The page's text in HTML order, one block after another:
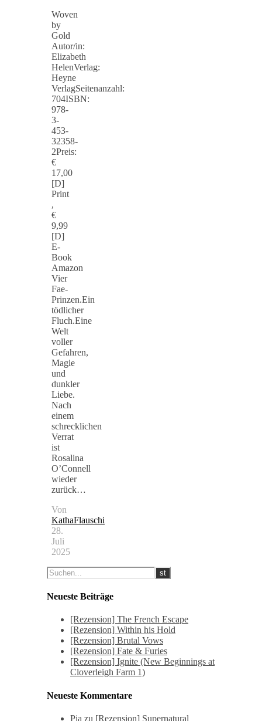
Woven
by
Gold
Autor/in:
Elizabeth
HelenVerlag:
Heyne
VerlagSeitenanzahl:
704ISBN:
978-
3-
453-
32358-
2Preis:
€
17,00
[D]
Print
,
€
9,99
[D]
E-
Book
Amazon
Vier
Fae-
Prinzen.Ein
tödlicher
Fluch.Eine
Welt
voller
Gefahren,
Magie
und
dunkler
Liebe.
Nach
einem
schrecklichen
Verrat
ist
Rosalina
O’Connell
wieder
zurück…
Von
KathaFlauschi
28.
Juli
2025
Neueste Beiträge
[Rezension] The French Escape
[Rezension] Within his Hold
[Rezension] Brutal Vows
[Rezension] Fate & Furies
[Rezension] Ignite (New Beginnings at
Cloverleigh Farm 1)
Neueste Kommentare
Pia zu [Rezension] Supernatural